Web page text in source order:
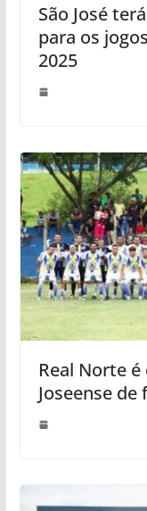
São José
para os
2025
Real Norte
Joseense